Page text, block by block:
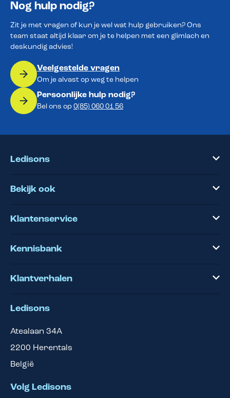
Nog hulp nodig?
Zit je met vragen of kun je wel wat hulp gebruiken? Ons
team staat altijd klaar om je te helpen met een glimlach en
deskundig advies!
Veelgestelde vragen
Om je alvast op weg te helpen
Persoonlijke hulp nodig?
Bel ons op 0(85) 060 01 56
Ledisons
Bekijk ook
Klantenservice
Kennisbank
Klantverhalen
Ledisons
Atealaan 34A
2200 Herentals
België
Volg Ledisons